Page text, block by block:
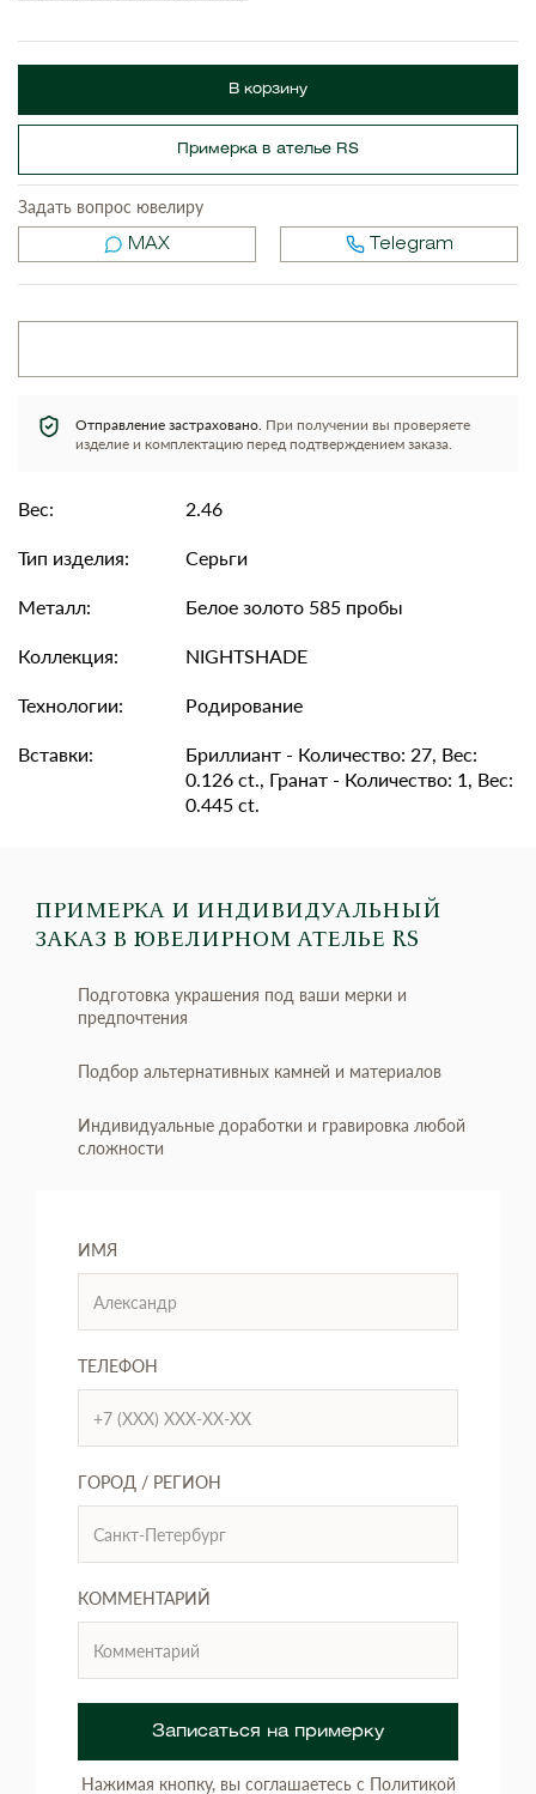
В корзину
Примерка в ателье RS
Задать вопрос ювелиру
MAX Telegram
Отправление застраховано. При получении вы проверяете
изделие и комплектацию перед подтверждением заказа.
Вес:
2.46
Тип изделия:
Серьги
Металл:
Белое золото 585 пробы
Коллекция:
NIGHTSHADE
Технологии:
Родирование
Вставки:
Бриллиант - Количество: 27, Вес:
0.126 ct., Гранат - Количество: 1, Вес:
0.445 ct.
ПРИМЕРКА И ИНДИВИДУАЛЬНЫЙ
ЗАКАЗ В ЮВЕЛИРНОМ АТЕЛЬЕ RS
Подготовка украшения под ваши мерки и
предпочтения
Подбор альтернативных камней и материалов
Индивидуальные доработки и гравировка любой
сложности
ИМЯ
ТЕЛЕФОН
ГОРОД / РЕГИОН
КОММЕНТАРИЙ
Записаться на примерку
Нажимая кнопку, вы соглашаетесь с Политикой